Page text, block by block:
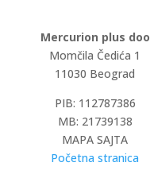
Mercurion plus doo
Momčila Čedića 1
11030 Beograd
PIB: 112787386
MB: 21739138
MAPA SAJTA
Početna stranica